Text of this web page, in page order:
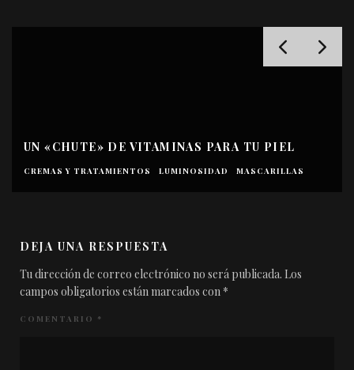
UN «CHUTE» DE VITAMINAS PARA TU PIEL
CREMAS Y TRATAMIENTOS LUMINOSIDAD MASCARILLAS
DEJA UNA RESPUESTA
Tu dirección de correo electrónico no será publicada. Los
campos obligatorios están marcados con *
COMENTARIO *